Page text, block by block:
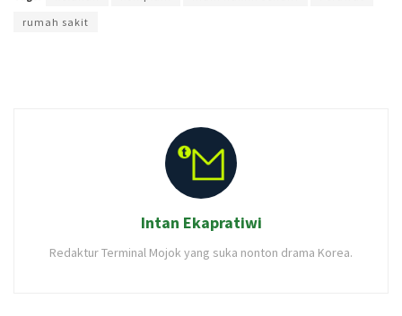
rumah sakit
Intan Ekapratiwi
Redaktur Terminal Mojok yang suka nonton drama Korea.